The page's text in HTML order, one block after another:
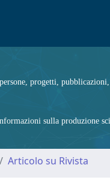
progetti,
sulla produzione
Articolo su Rivista